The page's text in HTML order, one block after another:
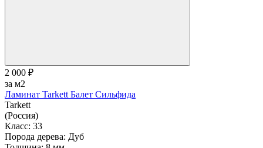
2 000 ₽
за м2
Ламинат Tarkett Балет Сильфида
Tarkett
(Россия)
Класс: 33
Порода дерева: Дуб